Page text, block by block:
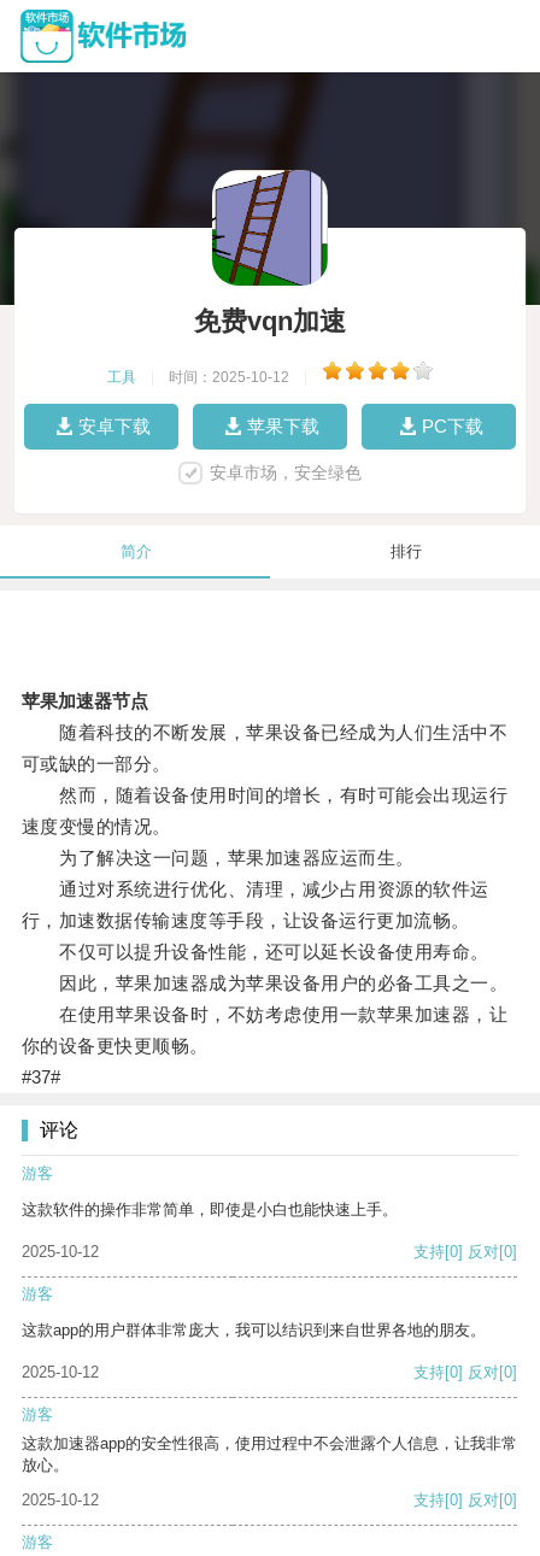
免费vqn加速
工具 时间：2025-10-12
安卓下载 苹果下载 PC下载
安卓市场，安全绿色
简介 排行
苹果加速器节点
随着科技的不断发展，苹果设备已经成为人们生活中不
可或缺的一部分。
然而，随着设备使用时间的增长，有时可能会出现运行
速度变慢的情况。
为了解决这一问题，苹果加速器应运而生。
通过对系统进行优化、清理，减少占用资源的软件运
行，加速数据传输速度等手段，让设备运行更加流畅。
不仅可以提升设备性能，还可以延长设备使用寿命。
因此，苹果加速器成为苹果设备用户的必备工具之一。
在使用苹果设备时，不妨考虑使用一款苹果加速器，让
你的设备更快更顺畅。
#37#
评论
游客
这款软件的操作非常简单，即使是小白也能快速上手。
2025-10-12 支持[0] 反对[0]
游客
这款app的用户群体非常庞大，我可以结识到来自世界各地的朋友。
2025-10-12 支持[0] 反对[0]
游客
这款加速器app的安全性很高，使用过程中不会泄露个人信息，让我非常
放心。
2025-10-12
支持[0] 反对[0]
游客